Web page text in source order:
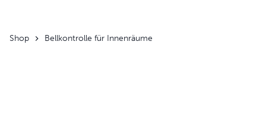
Shop Bellkontrolle für Innenräume